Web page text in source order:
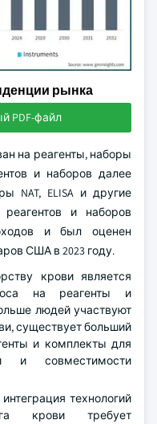
рынка
PDF-файл
на реагенты, наборы
и наборов далее
NAT, ELISA и другие
и наборов
и был оценен
США в 2023 году.
крови является
на реагенты и
людей участвуют
существует больший
и комплекты для
и совместимости
технологий
крови требует